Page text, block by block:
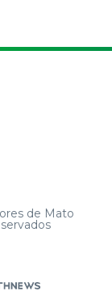
de Mato